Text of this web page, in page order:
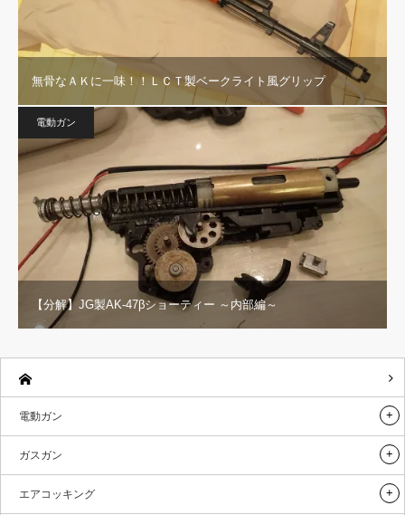
無骨なＡＫに一味！！ＬＣＴ製ベークライト風グリップ
電動ガン
【分解】JG製AK-47βショーティー ～内部編～
電動ガン
ガスガン
エアコッキング